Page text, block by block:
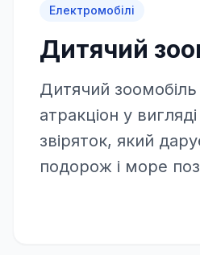
Електромобілі
Дитячий
Дитячий
атракціон у
звіряток, який
подорож і море